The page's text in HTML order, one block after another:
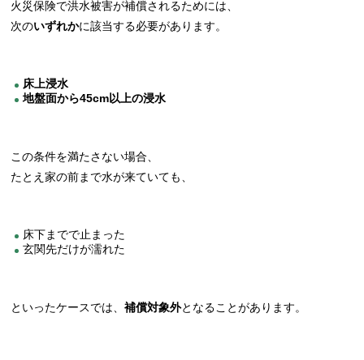
火災保険で洪水被害が補償されるためには、
次のいずれかに該当する必要があります。
床上浸水
地盤面から45cm以上の浸水
この条件を満たさない場合、
たとえ家の前まで水が来ていても、
床下までで止まった
玄関先だけが濡れた
といったケースでは、補償対象外となることがあります。